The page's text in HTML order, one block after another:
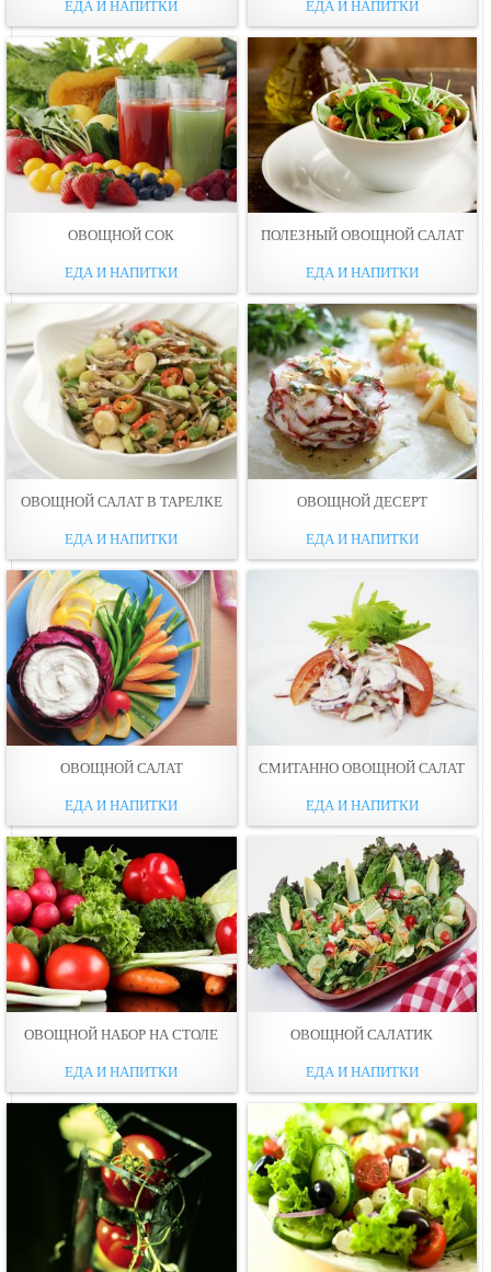
ЕДА И НАПИТКИ ЕДА И НАПИТКИ
ОВОЩНОЙ СОК
ЕДА И НАПИТКИ
ПОЛЕЗНЫЙ ОВОЩНОЙ САЛАТ
ЕДА И НАПИТКИ
ОВОЩНОЙ САЛАТ В ТАРЕЛКЕ
ЕДА И НАПИТКИ
ОВОЩНОЙ ДЕСЕРТ
ЕДА И НАПИТКИ
ОВОЩНОЙ САЛАТ
ЕДА И НАПИТКИ
СМИТАННО ОВОЩНОЙ САЛАТ
ЕДА И НАПИТКИ
ОВОЩНОЙ НАБОР НА СТОЛЕ
ЕДА И НАПИТКИ
ОВОЩНОЙ САЛАТИК
ЕДА И НАПИТКИ